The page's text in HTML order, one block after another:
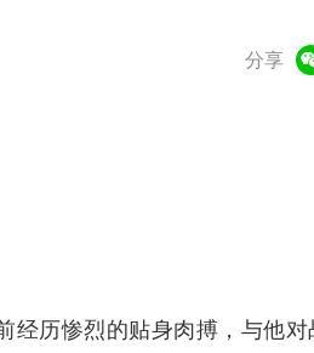
分享
微博
经历惨烈的贴身肉搏，与他